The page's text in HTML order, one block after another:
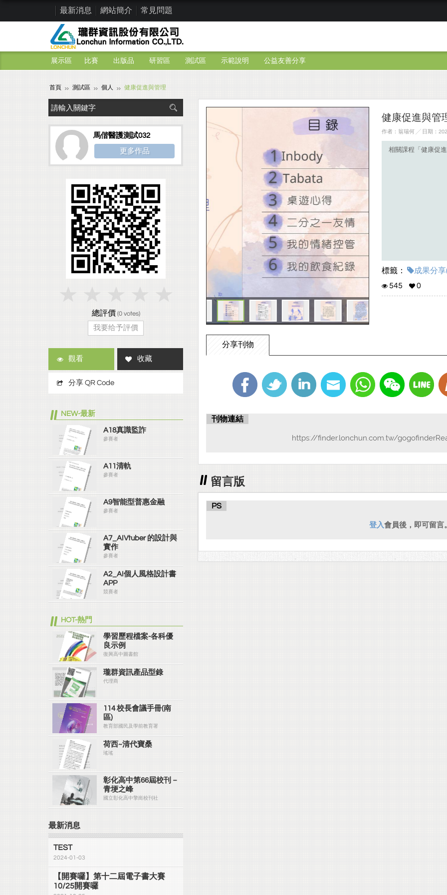
最新消息 網站簡介 常見問題
展示區 比賽 出版品 研習區 測試區 示範說明 公益友善分享
首頁 測試區 個人 健康促進與管理
健康促進與管
作者：翁瑞何 ╱ 日期：
相關課程「健康促
標籤：
成果分享
545
0
分享刊物
刊物連結
https://finder.lonchun.com.tw/
留言版
PS
登入會員後，即可留言
馬偕醫護測試032
更多作品
總評價 (0votes)
我要给予評價
觀看 收藏
分享 QR Code
NEW-最新
A18真識監詐
參賽者
A11清軌
參賽者
A9智能型普惠金融
參賽者
A7_AIVtuber 的設計與
實作
參賽者
A2_AI個人風格設計書
APP
競賽者
HOT-熱門
學習歷程檔案-各科優
良示例
復興高中圖書館
瓏群資訊產品型錄
代理商
114 校長會議手冊(南
區)
教育部國民及學前教育署
荷西~清代寶桑
瑤瑤
彰化高中第66屆校刊－
青埂之峰
國立彰化高中擎崗校刊社
最新消息
TEST
2024-01-03
【開賽囉】第十二屆電子書大賽
10/25開賽囉